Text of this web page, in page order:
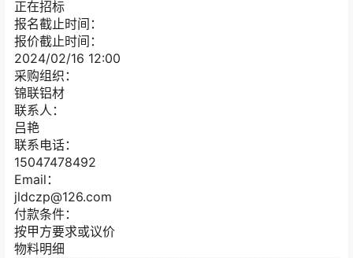
正在招标
报名截止时间：
报价截止时间：
2024/02/16 12:00
采购组织：
锦联铝材
联系人：
吕艳
联系电话：
15047478492
Email：
jldczp@126.com
付款条件：
按甲方要求或议价
物料明细